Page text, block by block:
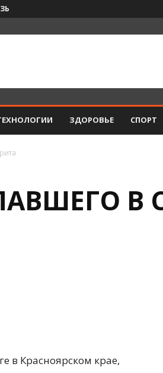
ЗДОРОВЬЕ СПОРТ
В
в Красноярском крае,